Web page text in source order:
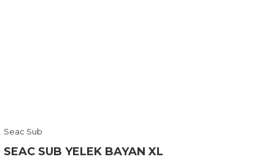
Seac Sub
SEAC SUB YELEK BAYAN XL